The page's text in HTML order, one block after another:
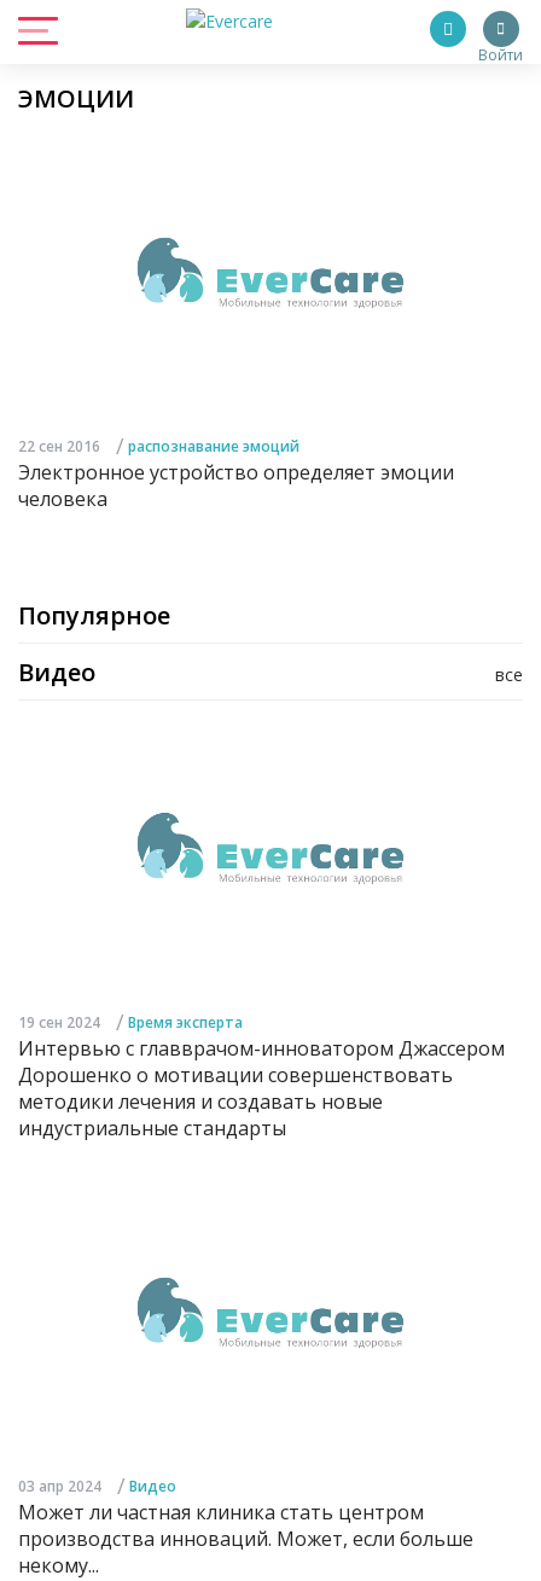
Войти
ЭМОЦИИ
22 сен 2016 / распознавание эмоций
Электронное устройство определяет эмоции
человека
Популярное
все
Видео
19 сен 2024 / Время эксперта
Интервью с главврачом-инноватором Джассером
Дорошенко о мотивации совершенствовать
методики лечения и создавать новые
индустриальные стандарты
03 апр 2024 / Видео
Может ли частная клиника стать центром
производства инноваций. Может, если больше
некому...